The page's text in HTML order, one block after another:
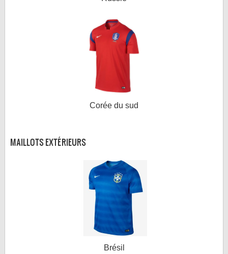
Corée du sud
MAILLOTS EXTÉRIEURS
Brésil